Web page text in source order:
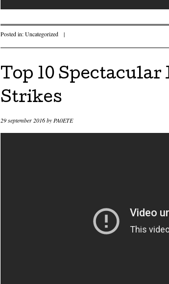
Posted in:Uncategorized |
Top 10
Strikes
29 september 2016by PA0ETE